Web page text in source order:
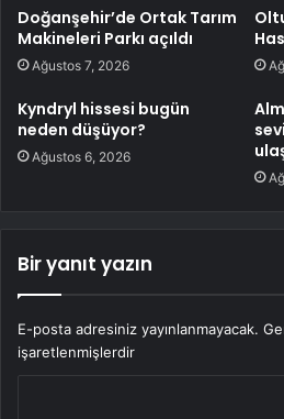
Doğanşehir’de Ortak Tarım
Makineleri Parkı açıldı
Ağustos 7, 2026
Kyndryl hissesi bugün
neden düşüyor?
Ağustos 6, 2026
Bir yanıt yazın
E-posta adresiniz yayınlanmayacak.
işaretlenmişlerdir